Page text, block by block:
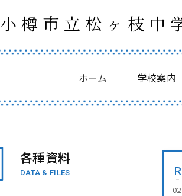
小樽市立松ヶ枝中
ホーム 学校案内
各種資料
DATA & FILES